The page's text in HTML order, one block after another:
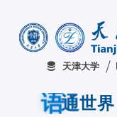
天津大学
语通世界